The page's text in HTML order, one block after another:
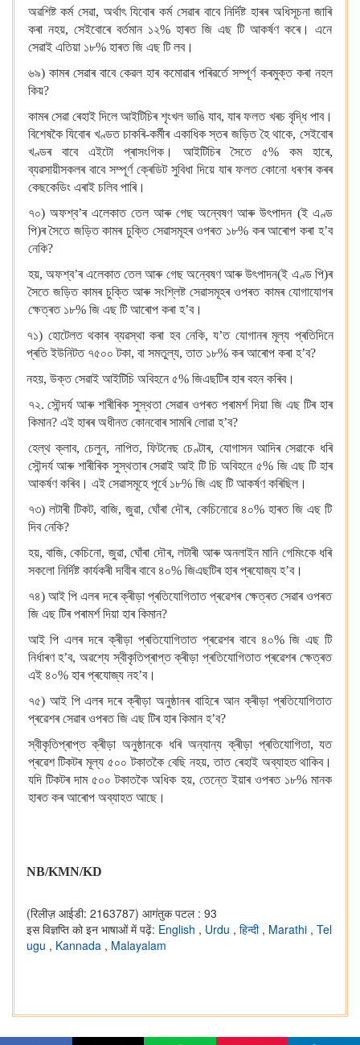
অৱশিষ্ট কৰ্ম সেৱা, অৰ্থাৎ যিবোৰ কৰ্ম সেৱাৰ বাবে নিৰ্দিষ্ট হাৰৰ অধিসূচনা জাৰি
কৰা নহয়, সেইবোৰে বৰ্তমান ১২% হাৰত জি এছ টি আকৰ্ষণ কৰে। এনে
সেৱাই এতিয়া ১৮% হাৰত জি এছ টি লব।
৬৯) কামৰ সেৱাৰ বাবে কেৱল হাৰ কমোৱাৰ পৰিৱৰ্তে সম্পূৰ্ণ কৰমুক্ত কৰা নহল
কিয়?
কামৰ সেৱা ৰেহাই দিলে আইটিচিৰ শৃংখল ভাঙি যাব, যাৰ ফলত খৰচ বৃদ্ধি পাব।
বিশেষকৈ যিবোৰ খণ্ডত চাকৰি-কৰ্মীৰ একাধিক স্তৰ জড়িত হৈ থাকে, সেইবোৰ
খণ্ডৰ বাবে এইটো প্ৰাসংগিক। আইটিচিৰ সৈতে ৫% কম হাৰে,
ব্যৱসায়ীসকলৰ বাবে সম্পূৰ্ণ ক্ৰেডিট সুবিধা দিয়ে যাৰ ফলত কোনো ধৰণৰ কৰৰ
কেছকেডিং এৰাই চলিব পাৰি।
৭০) অফশ্ব’ৰ এলেকাত তেল আৰু গেছ অন্বেষণ আৰু উৎপাদন (ই এণ্ড
পি)ৰ সৈতে জড়িত কামৰ চুক্তি সেৱাসমূহৰ ওপৰত ১৮% কৰ আৰোপ কৰা হ’ব
নেকি?
হয়, অফশ্ব’ৰ এলেকাত তেল আৰু গেছ অন্বেষণ আৰু উৎপাদন(ই এণ্ড পি)ৰ
সৈতে জড়িত কামৰ চুক্তি আৰু সংশ্লিষ্ট সেৱাসমূহৰ ওপৰত কামৰ যোগাযোগৰ
ক্ষেত্ৰত ১৮% জি এছ টি আৰোপ কৰা হ’ব।
৭১) হোটেলত থকাৰ ব্যৱস্থা কৰা হব নেকি, য’ত যোগানৰ মূল্য প্ৰতিদিনে
প্ৰতি ইউনিটত ৭৫০০ টকা, বা সমতুল্য, তাত ১৮% কৰ আৰোপ কৰা হ’ব?
নহয়, উক্ত সেৱাই আইটিচি অবিহনে ৫% জিএছটিৰ হাৰ বহন কৰিব।
৭২. সৌন্দৰ্য আৰু শাৰীৰিক সুস্থতা সেৱাৰ ওপৰত পৰামৰ্শ দিয়া জি এছ টিৰ হাৰ
কিমান? এই হাৰৰ অধীনত কোনবোৰ সামৰি লোৱা হ’ব?
হেল্থ ক্লাব, চেলুন, নাপিত, ফিটনেছ চেণ্টাৰ, যোগাসন আদিৰ সেৱাকে ধৰি
সৌন্দৰ্য আৰু শাৰীৰিক সুস্থতাৰ সেৱাই আই টি চি অবিহনে ৫% জি এছ টি হাৰ
আকৰ্ষণ কৰিব। এই সেৱাসমূহে পূৰ্বে ১৮% জি এছ টি আকৰ্ষণ কৰিছিল।
৭৩) লটাৰী টিকট, বাজি, জুৱা, ঘোঁৰা দৌৰ, কেচিনোৱে ৪০% হাৰত জি এছ টি
দিব নেকি?
হয়, বাজি, কেচিনো, জুৱা, ঘোঁৰা দৌৰ, লটাৰী আৰু অনলাইন মানি গেমিংকে ধৰি
সকলো নিৰ্দিষ্ট কাৰ্যকৰী দাবীৰ বাবে ৪০% জিএছটিৰ হাৰ প্ৰযোজ্য হ’ব।
৭৪) আই পি এলৰ দৰে ক্ৰীড়া প্ৰতিযোগিতাত প্ৰৱেশৰ ক্ষেত্ৰত সেৱাৰ ওপৰত
জি এছ টিৰ পৰামৰ্শ দিয়া হাৰ কিমান?
আই পি এলৰ দৰে ক্ৰীড়া প্ৰতিযোগিতাত প্ৰৱেশৰ বাবে ৪০% জি এছ টি
নিৰ্ধাৰণ হ’ব, অৱশ্যে স্বীকৃতিপ্ৰাপ্ত ক্ৰীড়া প্ৰতিযোগিতাত প্ৰৱেশৰ ক্ষেত্ৰত
এই ৪০% হাৰ প্ৰযোজ্য নহ’ব।
৭৫) আই পি এলৰ দৰে ক্ৰীড়া অনুষ্ঠানৰ বাহিৰে আন ক্ৰীড়া প্ৰতিযোগিতাত
প্ৰৱেশৰ সেৱাৰ ওপৰত জি এছ টিৰ হাৰ কিমান হ’ব?
স্বীকৃতিপ্ৰাপ্ত ক্ৰীড়া অনুষ্ঠানকে ধৰি অন্যান্য ক্ৰীড়া প্ৰতিযোগিতা, যত
প্ৰৱেশ টিকটৰ মূল্য ৫০০ টকাতকৈ বেছি নহয়, তাত ৰেহাই অব্যাহত থাকিব।
যদি টিকটৰ দাম ৫০০ টকাতকৈ অধিক হয়, তেন্তে ইয়াৰ ওপৰত ১৮% মানক
হাৰত কৰ আৰোপ অব্যাহত আছে।
NB/KMN/KD
(रिलीज़ आईडी: 2163787) आगंतुक पटल : 93
इस विज्ञप्ति को इन भाषाओं में पढ़ें: English , Urdu , हिन्दी , Marathi , Tel
ugu , Kannada , Malayalam